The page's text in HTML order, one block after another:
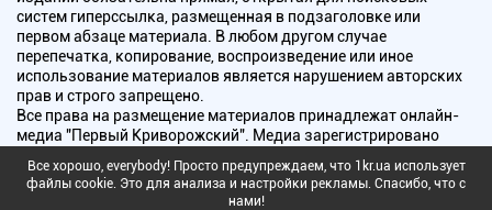
систем гиперссылка, размещенная в подзаголовке или
первом абзаце материала. В любом другом случае
перепечатка, копирование, воспроизведение или иное
использование материалов является нарушением авторских
прав и строго запрещено.
Все права на размещение материалов принадлежат онлайн-
медиа "Первый Криворожский". Медиа зарегистрировано
радиовещания.
Все хорошо, everybody! Просто предупреждаем, что 1kr.ua использует
файлы cookie. Это для анализа и настройки рекламы. Спасибо, что с
нами!